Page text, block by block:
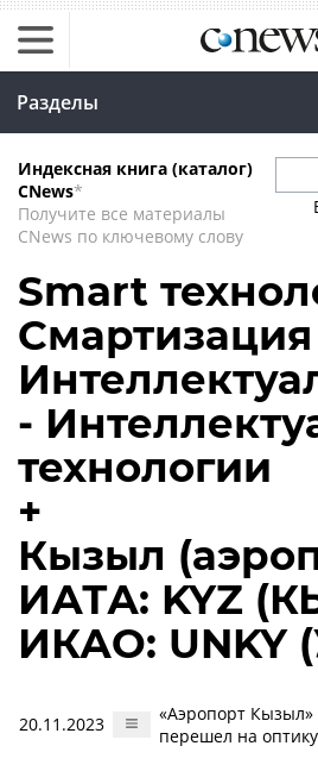
Разделы
Индексная книга (каталог)
CNews*
Получите все материалы
CNews по ключевому слову
Smart
-
технологии
+
Кызыл
ИАТА: KYZ
ИКАО: UNKY
20.11.2023
«Аэропорт Кызыл»
перешел на